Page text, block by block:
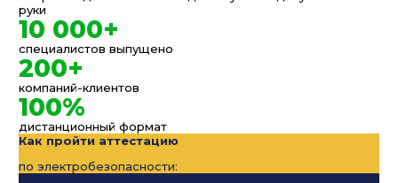
руки
10 000+
специалистов выпущено
200+
компаний-клиентов
100%
дистанционный формат
Как пройти аттестацию
по электробезопасности: